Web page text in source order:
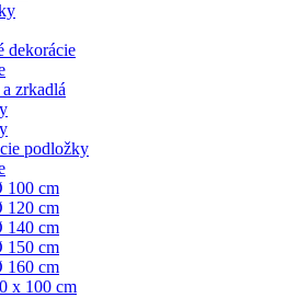
dekorácie
zrkadlá
podložky
100 cm
120 cm
140 cm
150 cm
160 cm
x 100 cm